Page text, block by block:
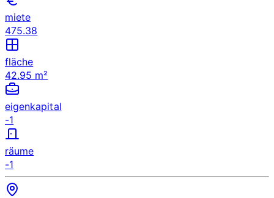
miete
475.38
fläche
42.95 m²
eigenkapital
-1
räume
-1